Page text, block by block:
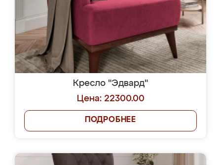
Кресло "Эдвард"
Цена: 22300.00
ПОДРОБНЕЕ